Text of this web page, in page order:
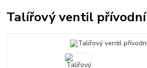
Talířový ventil přívodní